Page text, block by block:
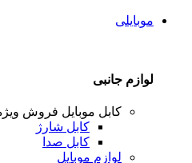
موبایلی
لوازم جانبی
کابل موبایل فروش
کابل شارژ
کابل صدا
لوازم موبایل